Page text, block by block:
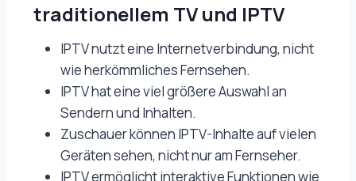
traditionellem TV und IPTV
IPTV nutzt eine Internetverbindung, nicht
wie herkömmliches Fernsehen.
IPTV hat eine viel größere Auswahl an
Sendern und Inhalten.
Zuschauer können IPTV-Inhalte auf vielen
Geräten sehen, nicht nur am Fernseher.
IPTV ermöglicht interaktive Funktionen wie